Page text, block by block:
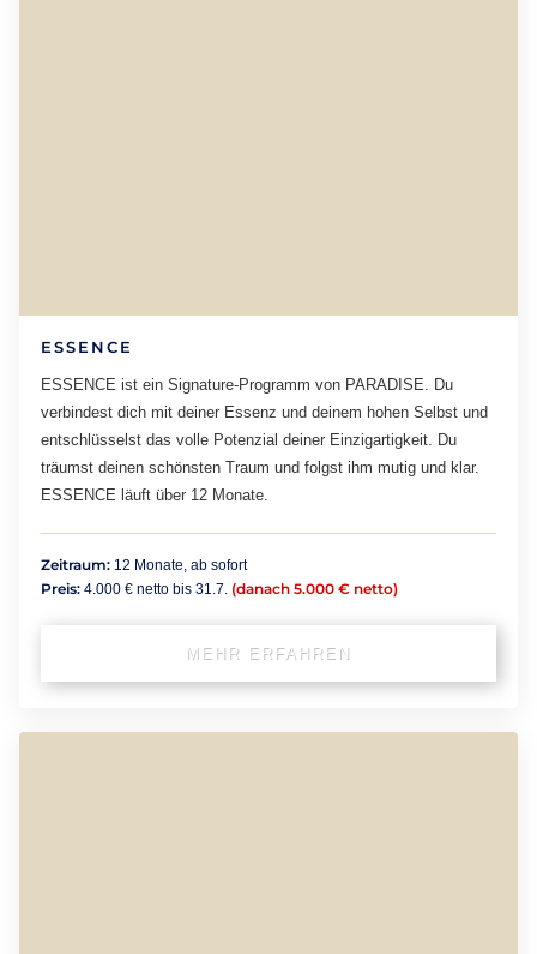
ESSENCE
ESSENCE ist ein Signature-Programm von PARADISE. Du
verbindest dich mit deiner Essenz und deinem hohen Selbst und
entschlüsselst das volle Potenzial deiner Einzigartigkeit. Du
träumst deinen schönsten Traum und folgst ihm mutig und klar.
ESSENCE läuft über 12 Monate.
Zeitraum: 12 Monate, ab sofort
Preis: 4.000 € netto bis 31.7. (danach 5.000 € netto)
MEHR ERFAHREN